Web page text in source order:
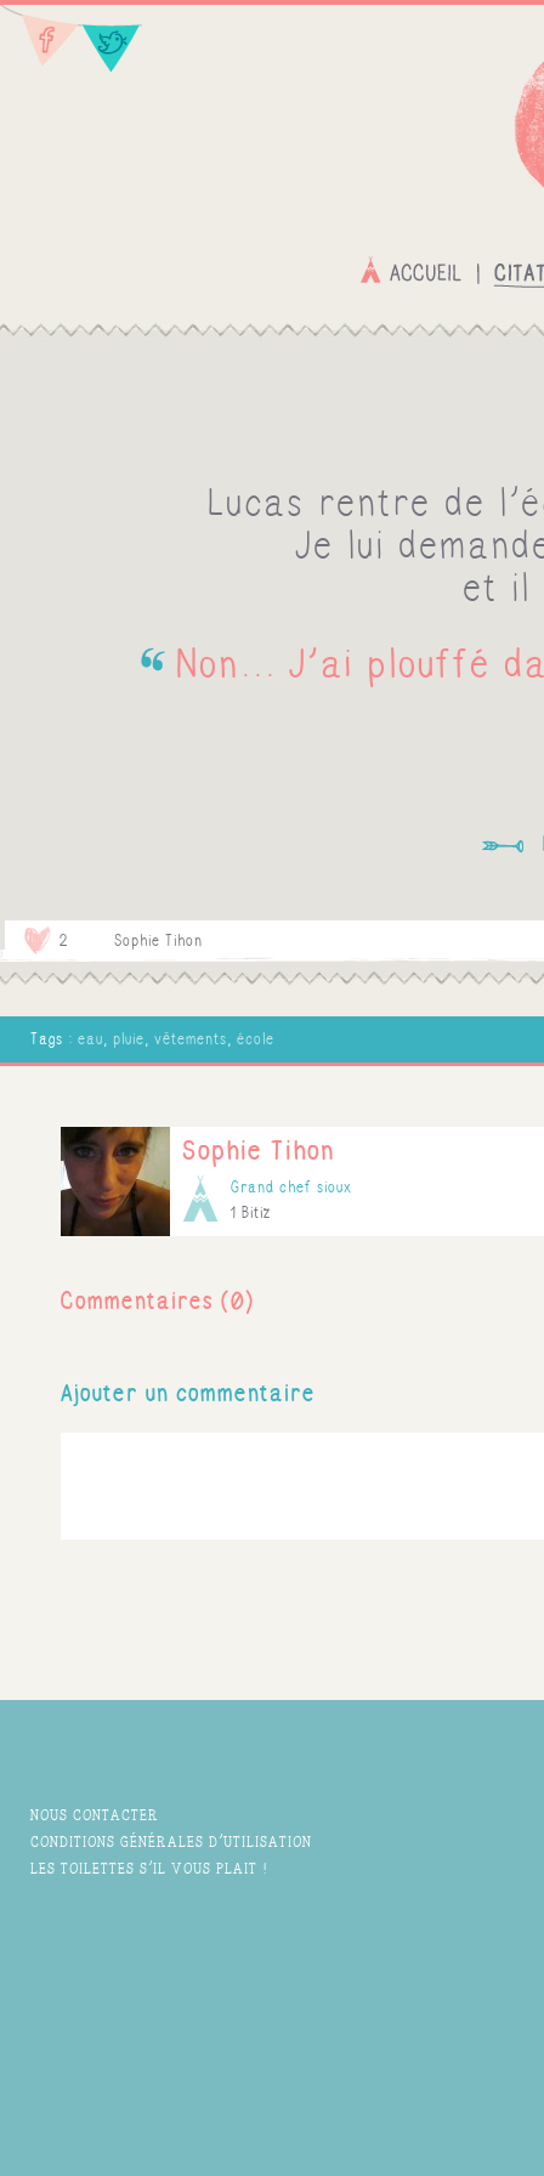
Lucas rentre de
Je lui
et il
Non... J'ai plouffé
2 Sophie Tihon
Tags : eau, pluie, vêtements, école
Sophie Tihon
Grand chef sioux
1 Bitiz
Commentaires (0)
Ajouter un commentaire
NOUS CONTACTER
CONDITIONS GÉNÉRALES D'UTILISATION
LES TOILETTES S'IL VOUS PLAIT !